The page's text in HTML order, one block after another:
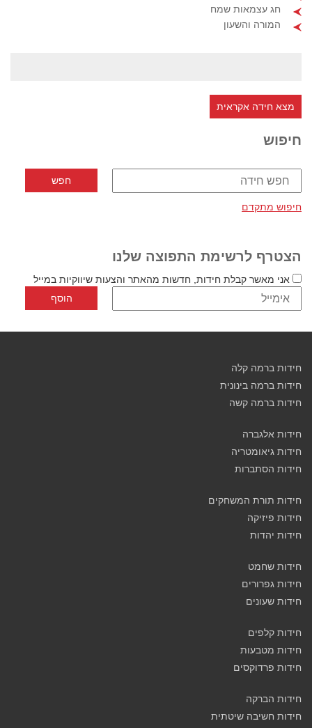
חג עצמאות שמח
המורה והשעון
מצא חידה אקראית
חיפוש
חיפוש מתקדם
הצטרף לרשימת התפוצה שלנו
אני מאשר קבלת חידות, חדשות מהאתר והצעות שיווקיות במייל
חידות ברמה קלה
חידות ברמה בינונית
חידות ברמה קשה
חידות אלגברה
חידות גיאומטריה
חידות הסתברות
חידות תורת המשחקים
חידות פיזיקה
חידות יהדות
חידות שחמט
חידות גפרורים
חידות שעונים
חידות קלפים
חידות מטבעות
חידות פרדוקסים
חידות הברקה
חידות חשיבה שיטתית